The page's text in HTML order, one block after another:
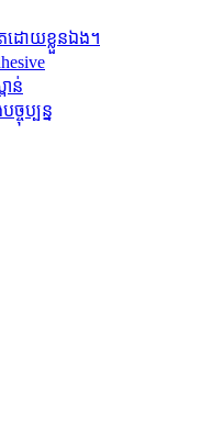
តដោយខ្លួនឯង។
ន់
ចុប្បន្ន